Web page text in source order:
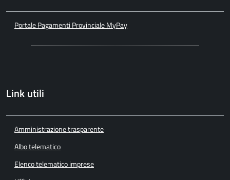
Portale Pagamenti Provinciale MyPay
Link utili
Amministrazione trasparente
Albo telematico
Elenco telematico imprese